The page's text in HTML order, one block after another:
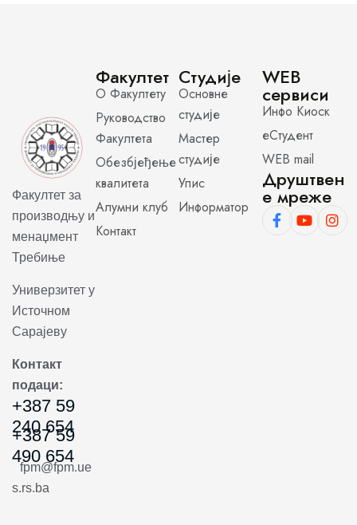
Факултет за
производњу и
менаџмент
Требиње
Универзитет у
Источном
Сарајеву
Контакт
подаци:
+387 59
240 654
+387 59
490 654
fpm@fpm.ue
s.rs.ba
Факултет
О Факултету
Руководство
Факултета
Обезбјеђење
квалитета
Алумни клуб
Контакт
Студије
Основне
студије
Мастер
студије
Упис
Информатор
WEB
сервиси
Инфо Киоск
еСтудент
WEB mail
Друштвен
е мреже